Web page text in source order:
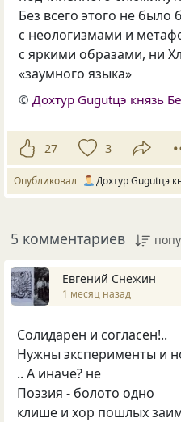
Без всего этого не было
с неологизмами и
с яркими образами, ни
«заумного языка»
©Дохтур Gugutцэ князь
27 3
Опубликовал Дохтур Gugutцэ
5 комментариев
Евгений Снежин
1 месяц назад
Солидарен и согласен!..
Нужны эксперименты и
.. А иначе? не
Поэзия - болото одно
клише и хор пошлых